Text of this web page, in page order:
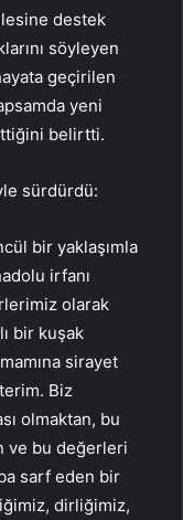
destek
söyleyen
geçirilen
yeni
belirtti.
sürdürdü:
bir yaklaşımla
irfanı
olarak
bir kuşak
sirayet
Biz
olmaktan, bu
ve bu değerleri
sarf eden bir
dirliğimiz,